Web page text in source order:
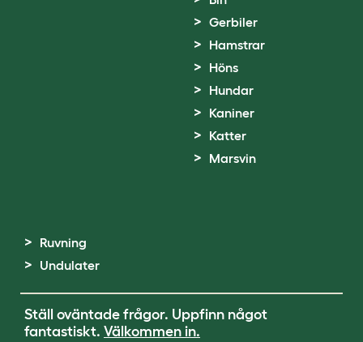
Gerbiler
Hamstrar
Höns
Hundar
Kaniner
Katter
Marsvin
Ruvning
Undulater
Ställ oväntade frågor. Uppfinn något
fantastiskt. Välkommen in.